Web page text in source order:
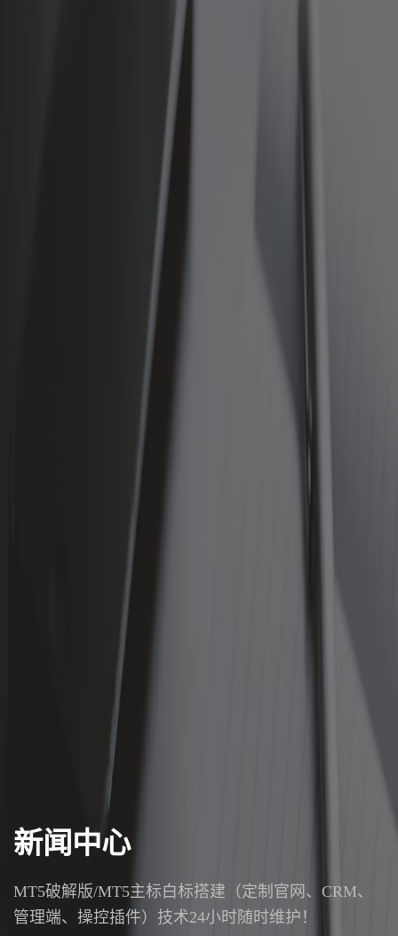
新闻中心
MT5破解版/MT5主标白标搭建（定制官网、CRM、
管理端、操控插件）技术24小时随时维护！